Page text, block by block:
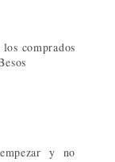
comprados
y no